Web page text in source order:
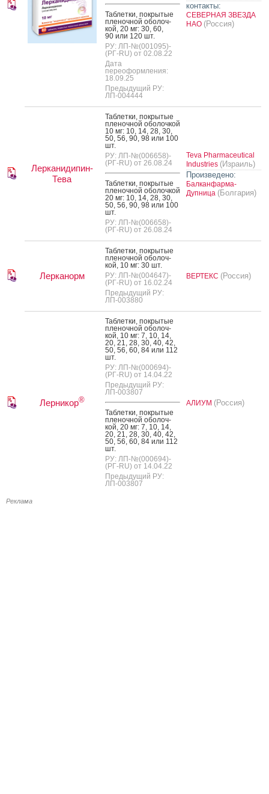
Таб­летки, пок­ры­тые
пле­ноч­ной обо­лоч­
кой, 20 мг: 30, 60,
90 или 120 шт.
РУ: ЛП-№(001095)-
(РГ-RU) от 02.08.22
Дата
переоформления:
18.09.25
Предыдущий РУ:
ЛП-004444
контакты:
СЕВЕРНАЯ ЗВЕЗДА
НАО (Россия)
Лерканидипин-
Тева
Таб­летки, пок­ры­тые
пле­ноч­ной обо­лоч­кой
10 мг: 10, 14, 28, 30,
50, 56, 90, 98 или 100
шт.
РУ: ЛП-№(006658)-
(РГ-RU) от 26.08.24
Таб­летки, пок­ры­тые
пле­ноч­ной обо­лоч­кой
20 мг: 10, 14, 28, 30,
50, 56, 90, 98 или 100
шт.
РУ: ЛП-№(006658)-
(РГ-RU) от 26.08.24
Teva Pharmaceutical
Industries (Израиль)
Произведено:
Балканфарма-
Дупница (Болгария)
Лерканорм
Таб­летки, пок­ры­тые
пле­ноч­ной обо­лоч­
кой, 10 мг: 30 шт.
РУ: ЛП-№(004647)-
(РГ-RU) от 16.02.24
Предыдущий РУ:
ЛП-003880
ВЕРТЕКС (Россия)
Лерникор®
Таб­летки, пок­ры­тые
пле­ноч­ной обо­лоч­
кой, 10 мг: 7, 10, 14,
20, 21, 28, 30, 40, 42,
50, 56, 60, 84 или 112
шт.
РУ: ЛП-№(000694)-
(РГ-RU) от 14.04.22
Предыдущий РУ:
ЛП-003807
Таб­летки, пок­ры­тые
пле­ноч­ной обо­лоч­
кой, 20 мг: 7, 10, 14,
20, 21, 28, 30, 40, 42,
50, 56, 60, 84 или 112
шт.
РУ: ЛП-№(000694)-
(РГ-RU) от 14.04.22
Предыдущий РУ:
ЛП-003807
АЛИУМ (Россия)
Реклама